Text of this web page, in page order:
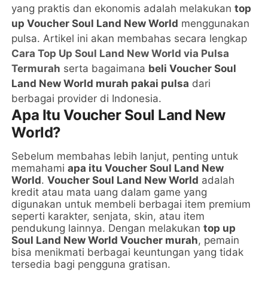
yang praktis dan ekonomis adalah melakukantop
up Voucher Soul Land New World menggunakan
pulsa. Artikel ini akan membahas secara lengkap
Cara Top Up Soul Land New World via Pulsa
Termurah serta bagaimana beli Voucher Soul
Land New World murah pakai pulsa dari
berbagai provider di Indonesia.
Apa Itu Voucher Soul Land New
World?
Sebelum membahas lebih lanjut, penting untuk
memahamiapa itu Voucher Soul Land New
World.Voucher Soul Land New World adalah
kredit atau mata uang dalam game yang
digunakan untuk membeli berbagai item premium
seperti karakter, senjata, skin, atau item
pendukung lainnya. Dengan melakukantop up
Soul Land New World Voucher murah, pemain
bisa menikmati berbagai keuntungan yang tidak
tersedia bagi pengguna gratisan.